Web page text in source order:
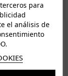
para
el análisis de